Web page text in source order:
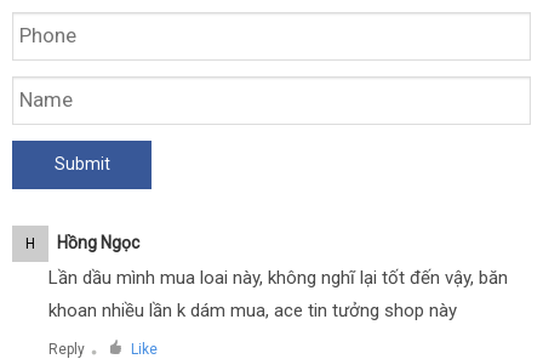
H Hồng Ngọc
Lần dầu mình mua loai này, không nghĩ lại tốt đến vậy, băn
khoan nhiều lần k dám mua, ace tin tưởng shop này
Reply ● Like